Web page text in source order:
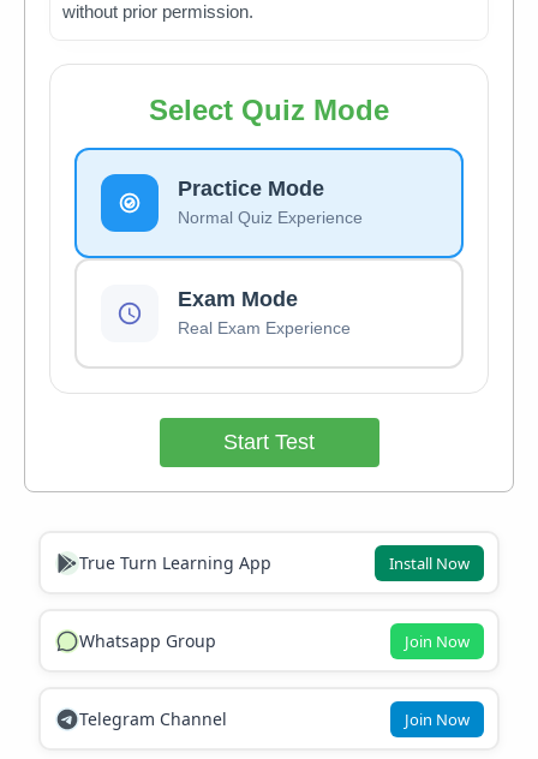
without prior permission.
Select Quiz Mode
Practice Mode
Normal Quiz Experience
Exam Mode
Real Exam Experience
Start Test
True Turn Learning App Install Now
Whatsapp Group Join Now
Telegram Channel Join Now